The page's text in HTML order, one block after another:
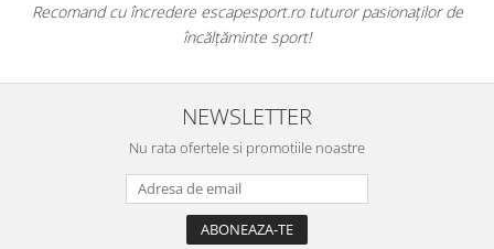
Recomand cu încredere escapesport.ro tuturor pasionaților de
încălțăminte sport!
NEWSLETTER
Nu rata ofertele si promotiile noastre